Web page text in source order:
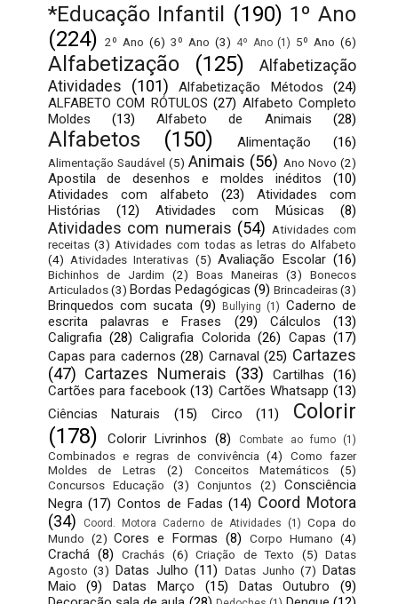
*Educação Infantil (190) 1º Ano
(224) 2º Ano (6) 3º Ano (3) 4º Ano (1) 5º Ano (6)
Alfabetização (125)
Alfabetização
Atividades
(101) Alfabetização Métodos
(24)
ALFABETO COM RÓTULOS (27) Alfabeto Completo
Moldes
(13) Alfabeto de Animais (28)
Alfabetos (150) Alimentação (16)
Alimentação Saudável (5) Animais (56) Ano Novo (2)
Apostila de desenhos e moldes inéditos
(10)
Atividades com alfabeto
(23)
Atividades com
Histórias
(12) Atividades com Músicas (8)
Atividades com numerais (54) Atividades com
receitas (3) Atividades com todas as letras do Alfabeto
(4) Atividades Interativas (5) Avaliação Escolar (16)
Bichinhos de Jardim (2) Boas Maneiras (3)
Bonecos
Articulados (3) Bordas Pedagógicas (9) Brincadeiras(3)
Brinquedos com sucata (9) Bullying (1) Caderno de
escrita palavras e Frases
(29) Cálculos
(13)
Caligrafia (28) Caligrafia Colorida (26) Capas (17)
Capas para cadernos (28) Carnaval (25) Cartazes
(47) Cartazes Numerais (33) Cartilhas
(16)
Cartões para facebook (13) Cartões Whatsapp (13)
Ciências Naturais
(15) Circo (11)
Colorir
(178)
Colorir Livrinhos (8) Combate ao fumo (1)
Combinados e regras de convivência (4)
Como fazer
Moldes de Letras
(2) Conceitos Matemáticos
(5)
Concursos Educação
(3) Conjuntos (2)
Consciência
Negra (17) Contos de Fadas (14) Coord Motora
(34)
Coord. Motora Caderno de Atividades (1) Copa do
Mundo (2) Cores e Formas (8) Corpo Humano (4)
Crachá (8) Crachás (6) Criação de Texto (5) Datas
Agosto (3) Datas Julho (11) Datas Junho (7) Datas
Maio
(9) Datas Março (15) Datas Outubro
(9)